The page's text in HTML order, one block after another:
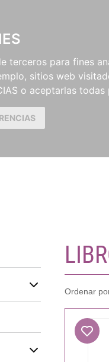
terceros para fines
sitios web
o aceptarlas